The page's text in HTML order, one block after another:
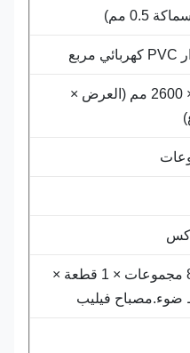
3000 × 2600 مم (العرض ×
أعلى: 8 مجموعات × 1 قطعة ×